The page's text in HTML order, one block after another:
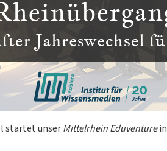
startet unserMittelrhein Eduventurein